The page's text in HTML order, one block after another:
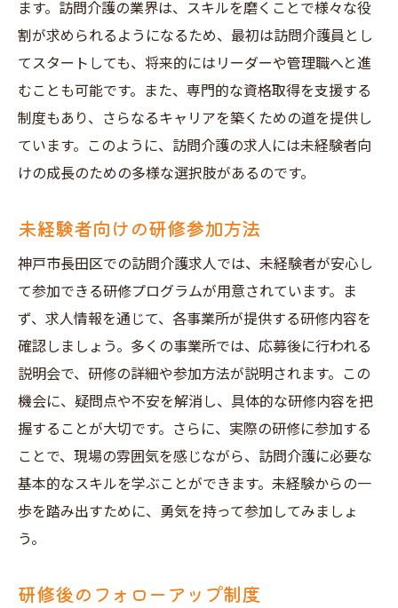
ます。訪問介護の業界は、スキルを磨くことで様々な役
割が求められるようになるため、最初は訪問介護員とし
てスタートしても、将来的にはリーダーや管理職へと進
むことも可能です。また、専門的な資格取得を支援する
制度もあり、さらなるキャリアを築くための道を提供し
ています。このように、訪問介護の求人には未経験者向
けの成長のための多様な選択肢があるのです。
未経験者向けの研修参加方法
神戸市長田区での訪問介護求人では、未経験者が安心し
て参加できる研修プログラムが用意されています。ま
ず、求人情報を通じて、各事業所が提供する研修内容を
確認しましょう。多くの事業所では、応募後に行われる
説明会で、研修の詳細や参加方法が説明されます。この
機会に、疑問点や不安を解消し、具体的な研修内容を把
握することが大切です。さらに、実際の研修に参加する
ことで、現場の雰囲気を感じながら、訪問介護に必要な
基本的なスキルを学ぶことができます。未経験からの一
歩を踏み出すために、勇気を持って参加してみましょ
う。
研修後のフォローアップ制度